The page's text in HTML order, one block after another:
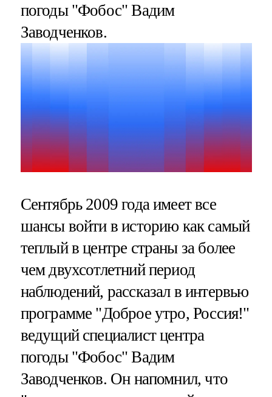
погоды "Фобос" Вадим
Заводченков.
Сентябрь 2009 года имеет все
шансы войти в историю как самый
теплый в центре страны за более
чем двухсотлетний период
наблюдений, рассказал в интервью
программе "Доброе утро, Россия!"
ведущий специалист центра
погоды "Фобос" Вадим
Заводченков. Он напомнил, что